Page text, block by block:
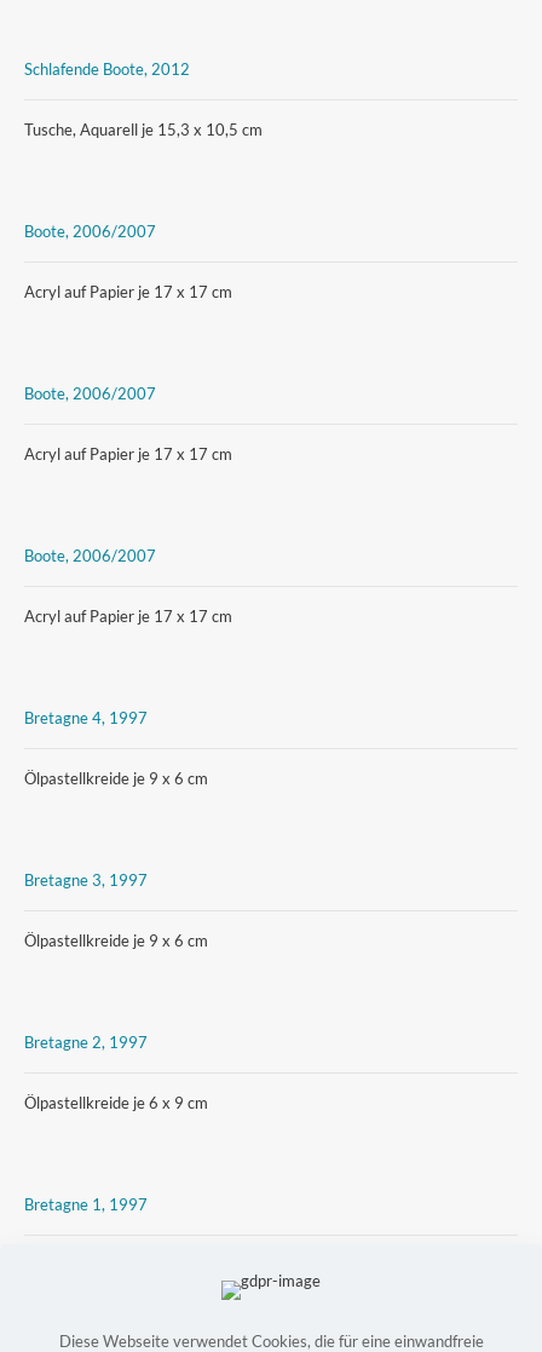
Schlafende Boote, 2012
Tusche, Aquarell je 15,3 x 10,5 cm
Boote, 2006/2007
Acryl auf Papier je 17 x 17 cm
Boote, 2006/2007
Acryl auf Papier je 17 x 17 cm
Boote, 2006/2007
Acryl auf Papier je 17 x 17 cm
Bretagne 4, 1997
Ölpastellkreide je 9 x 6 cm
Bretagne 3, 1997
Ölpastellkreide je 9 x 6 cm
Bretagne 2, 1997
Ölpastellkreide je 6 x 9 cm
Bretagne 1, 1997
Diese Webseite verwendet Cookies, die für eine einwandfreie